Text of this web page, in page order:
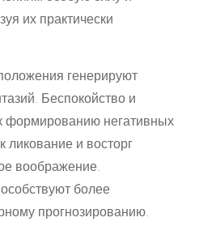
их практически
генерируют
Беспокойство и
формированию негативных
ликование и восторг
воображение.
более
прогнозированию.